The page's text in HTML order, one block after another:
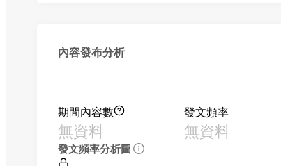
內容發布分析
期間內容數
無資料
發文頻率
無資料
發文頻率分析圖